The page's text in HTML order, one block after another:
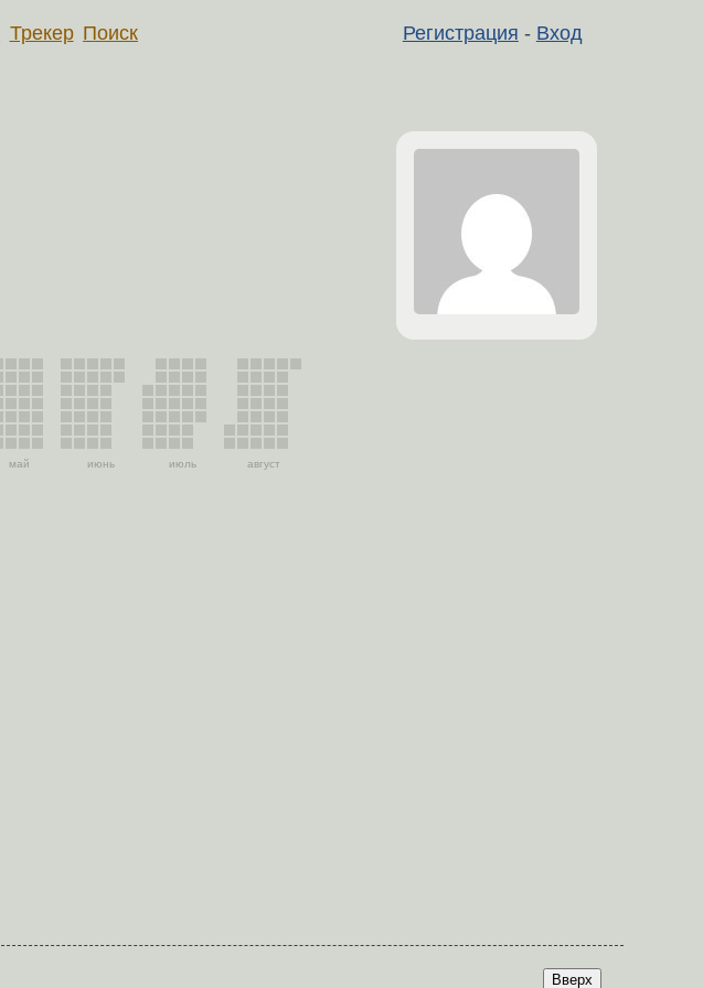
Регистрация - Вход
Трекер Поиск
май июнь июль август
Вверх